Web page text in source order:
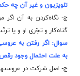
تلویزیون و غیر آن چه
ج- نگاه‌کردن به آن
گناه‌کار و تجّرى او و یا
سوال: اگر رفتن به
به علت احتمال وجود
ج- اصل شرکت در